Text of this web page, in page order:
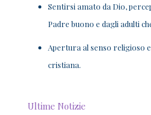
Sentirsi amato da Dio,
Padre buono e dagli adulti
Apertura al senso religioso
cristiana.
Ultime Notizie